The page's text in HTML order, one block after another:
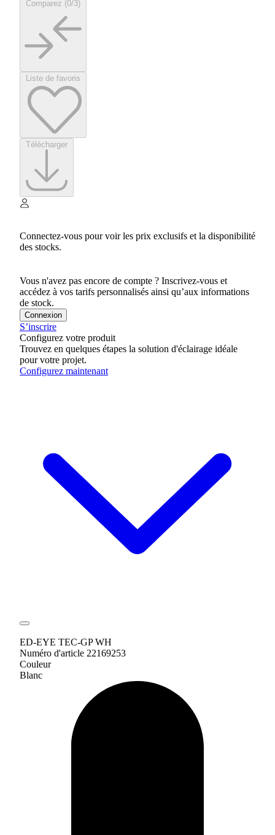
Connectez-vous pour voir les prix exclusifs et la disponibilité
des stocks.
Vous n'avez pas encore de compte ? Inscrivez-vous et
accédez à vos tarifs personnalisés ainsi qu’aux informations
de stock.
Connexion
S’inscrire
Configurez votre produit
Trouvez en quelques étapes la solution d'éclairage idéale
pour votre projet.
Configurez maintenant
ED-EYE TEC-GP WH
Numéro d'article 22169253
Couleur
Blanc